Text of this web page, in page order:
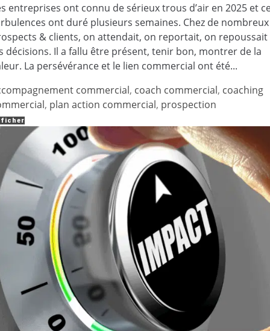
entreprises ont connu de sérieux trous d’air en 2025 et
ont duré plusieurs semaines. Chez de nombreux
& clients, on attendait, on reportait, on repoussait
décisions. Il a fallu être présent, tenir bon, montrer de la
La persévérance et le lien commercial ont été...
commercial, coach commercial, coaching
, plan action commercial, prospection